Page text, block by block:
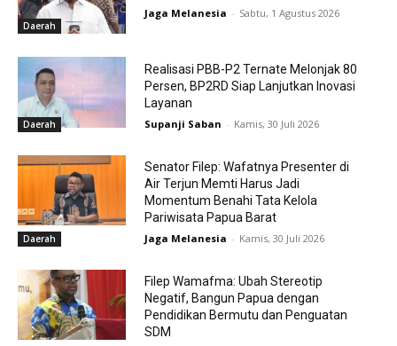
Daerah
Jaga Melanesia - Sabtu, 1 Agustus 2026
Daerah
Realisasi PBB-P2 Ternate Melonjak 80
Persen, BP2RD Siap Lanjutkan Inovasi
Layanan
Supanji Saban - Kamis, 30 Juli 2026
Daerah
Senator Filep: Wafatnya Presenter di
Air Terjun Memti Harus Jadi
Momentum Benahi Tata Kelola
Pariwisata Papua Barat
Jaga Melanesia - Kamis, 30 Juli 2026
Filep Wamafma: Ubah Stereotip
Negatif, Bangun Papua dengan
Pendidikan Bermutu dan Penguatan
SDM